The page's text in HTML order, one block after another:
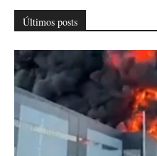
Últimos posts